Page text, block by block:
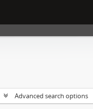
Advanced search options